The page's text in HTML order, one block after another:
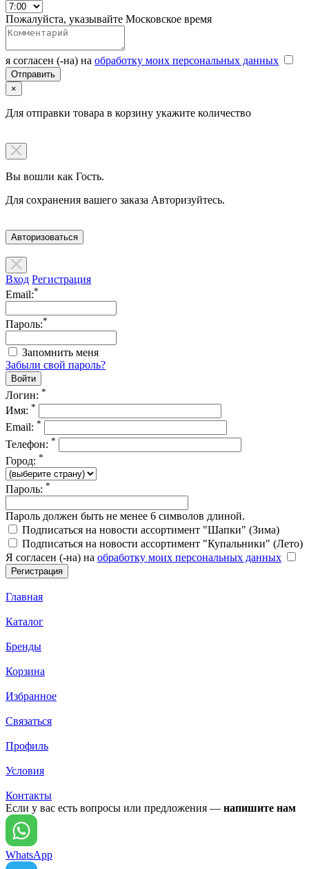
Пожалуйста, указывайте Московское время
я согласен (-на) на обработку моих персональных данных
×
Для отправки товара в корзину укажите количество
Вы вошли как Гость.
Для сохранения вашего заказа Авторизуйтесь.
Авторизоваться
Вход Регистрация
Email:*
Пароль:*
Запомнить меня
Забыли свой пароль?
Логин: *
Имя: *
Email: *
Телефон: *
Город: *
Пароль: *
Пароль должен быть не менее 6 символов длиной.
Подписаться на новости ассортимент "Шапки" (Зима)
Подписаться на новости ассортимент "Купальники" (Лето)
Я согласен (-на) на обработку моих персональных данных
Главная
Каталог
Бренды
Корзина
Избранное
Связаться
Профиль
Условия
Контакты
Если у вас есть вопросы или предложения — напишите нам
WhatsApp